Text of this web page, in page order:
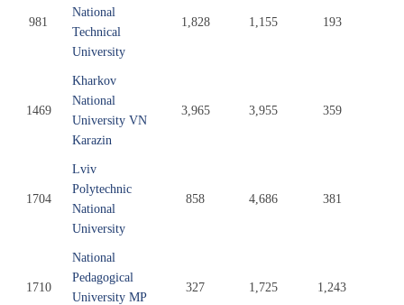
981
National
Technical
University
1,828 1,155 193
1469
Kharkov
National
University VN
Karazin
3,965 3,955 359
1704
Lviv
Polytechnic
National
University
858 4,686 381
1710
National
Pedagogical
University MP
327 1,725 1,243